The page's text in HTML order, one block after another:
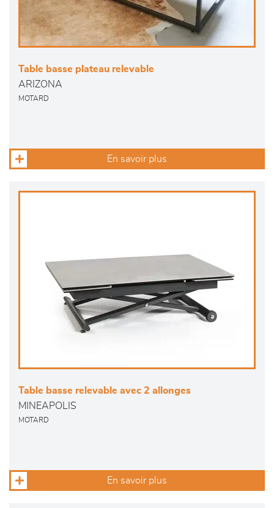
Table basse plateau relevable
ARIZONA
MOTARD
En savoir plus
Table basse relevable avec 2 allonges
MINEAPOLIS
MOTARD
En savoir plus